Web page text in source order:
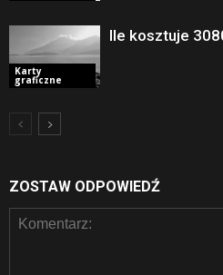
Karty
graficzne
Ile kosztuje
ZOSTAW ODPOWIEDŹ